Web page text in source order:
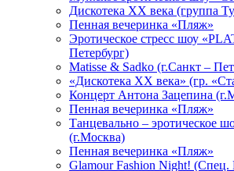
Дискотека XX века (группа
Пенная вечеринка «Пляж»
Эротическое стресс шоу
Петербург)
Matisse & Sadko (г.Санкт –
«Дискотека ХХ века» (гр.
Концерт Антона Зацепина
Пенная вечеринка «Пляж»
Танцевально – эротическое
(г.Москва)
Пенная вечеринка «Пляж»
Glamour Fashion Night!